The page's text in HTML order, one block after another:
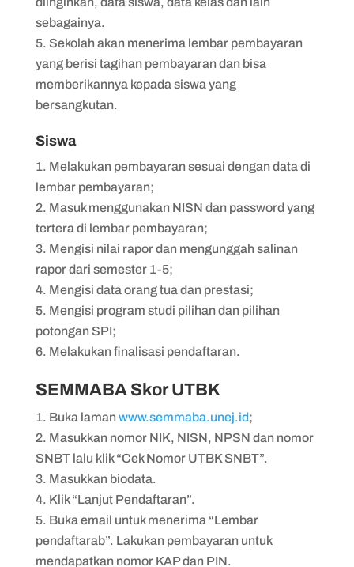
sebagainya.
Sekolah akan menerima lembar pembayaran
yang berisi tagihan pembayaran dan bisa
memberikannya kepada siswa yang
bersangkutan.
Siswa
Melakukan pembayaran sesuai dengan data di
lembar pembayaran;
Masuk menggunakan NISN dan password yang
tertera di lembar pembayaran;
Mengisi nilai rapor dan mengunggah salinan
rapor dari semester 1-5;
Mengisi data orang tua dan prestasi;
Mengisi program studi pilihan dan pilihan
potongan SPI;
Melakukan finalisasi pendaftaran.
SEMMABA Skor UTBK
Buka lamanwww.semmaba.unej.id;
Masukkan nomor NIK, NISN, NPSN dan nomor
SNBT lalu klik “Cek Nomor UTBK SNBT”.
Masukkan biodata.
Klik “Lanjut Pendaftaran”.
Buka email untuk menerima “Lembar
pendaftarab”. Lakukan pembayaran untuk
mendapatkan nomor KAP dan PIN.